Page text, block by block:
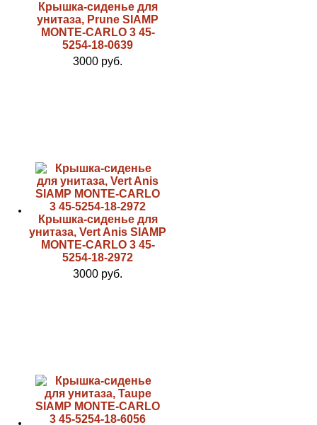
Крышка-сиденье для
унитаза, Prune SIAMP
MONTE-CARLO 3 45-
5254-18-0639
3000 руб.
Крышка-сиденье для
унитаза, Vert Anis SIAMP
MONTE-CARLO 3 45-
5254-18-2972
3000 руб.